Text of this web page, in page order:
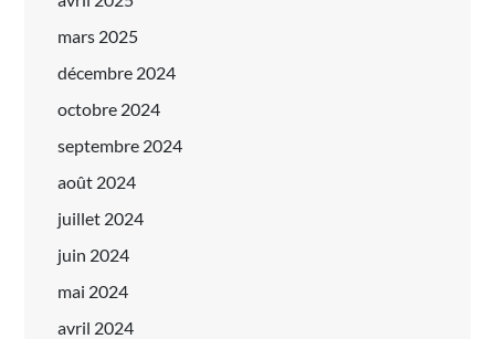
mars 2025
décembre 2024
octobre 2024
septembre 2024
août 2024
juillet 2024
juin 2024
mai 2024
avril 2024